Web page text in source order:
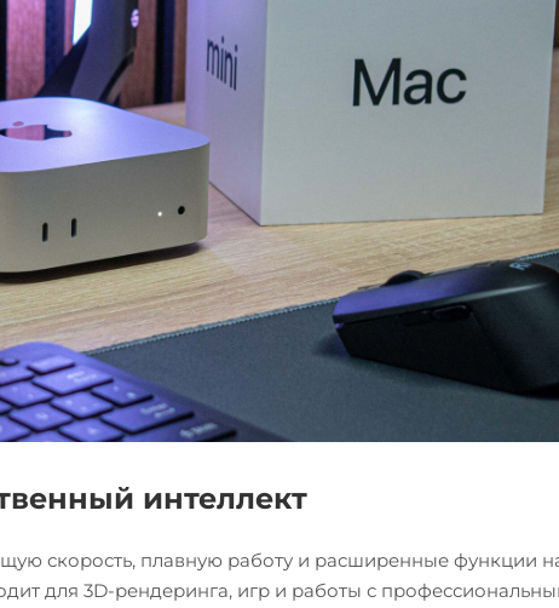
интеллект
скорость, плавную работу и расширенные функции
для 3D-рендеринга, игр и работы с